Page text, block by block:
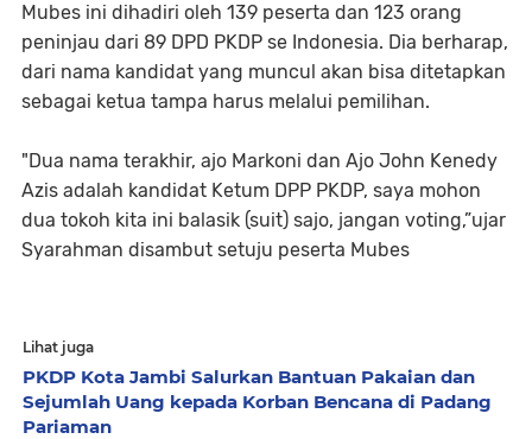
Mubes ini dihadiri oleh 139 peserta dan 123 orang
peninjau dari 89 DPD PKDP se Indonesia. Dia berharap,
dari nama kandidat yang muncul akan bisa ditetapkan
sebagai ketua tampa harus melalui pemilihan.
"Dua nama terakhir, ajo Markoni dan Ajo John Kenedy
Azis adalah kandidat Ketum DPP PKDP, saya mohon
dua tokoh kita ini balasik (suit) sajo, jangan voting,”ujar
Syarahman disambut setuju peserta Mubes
Lihat juga
PKDP Kota Jambi Salurkan Bantuan Pakaian dan
Sejumlah Uang kepada Korban Bencana di Padang
Pariaman